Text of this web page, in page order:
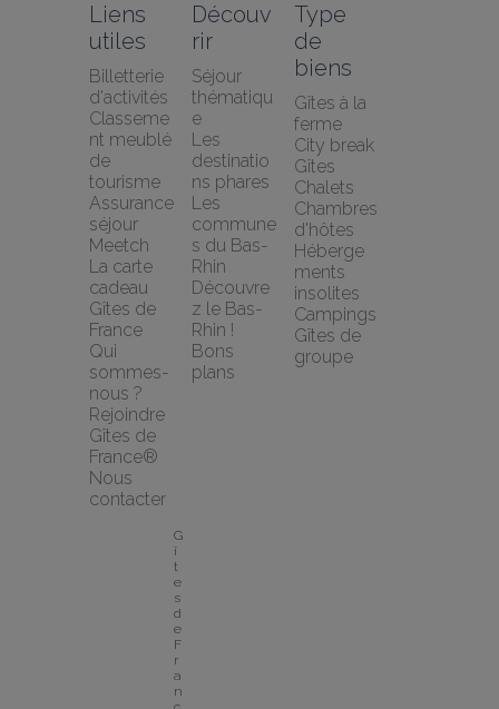
Liens
utiles
Billetterie
d'activités
Classeme
nt meublé
de
tourisme
Assurance
séjour
Meetch
La carte
cadeau
Gîtes de
France
Qui
sommes-
nous ?
Rejoindre
Gîtes de
France®
Nous
contacter
Découv
rir
Séjour
thématiqu
e
Les
destinatio
ns phares
Les
commune
s du Bas-
Rhin
Découvre
z le Bas-
Rhin !
Bons
plans
Type
de
biens
Gîtes à la
ferme
City break
Gîtes
Chalets
Chambres
d'hôtes
Héberge
ments
insolites
Campings
Gîtes de
groupe
G
î
t
e
s
d
e
F
r
a
n